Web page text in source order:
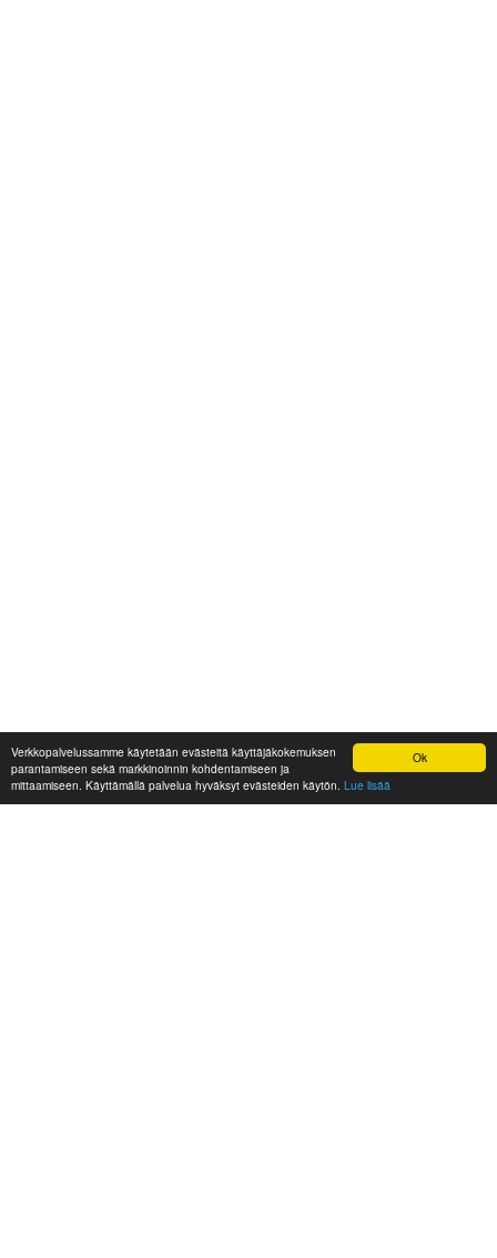
Ok
Verkkopalvelussamme käytetään evästeitä käyttäjäkokemuksen
parantamiseen sekä markkinoinnin kohdentamiseen ja
mittaamiseen. Käyttämällä palvelua hyväksyt evästeiden käytön. Lue lisää